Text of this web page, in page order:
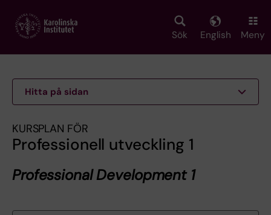
main
Sök English Meny
Hitta på sidan
KURSPLAN FÖR
Professionell utveckling 1
Professional Development 1